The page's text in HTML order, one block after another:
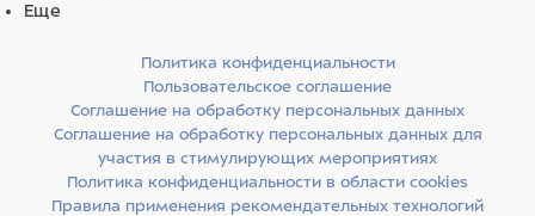
Еще
Политика конфиденциальности
Пользовательское соглашение
Соглашение на обработку персональных данных
Соглашение на обработку персональных данных для
участия в стимулирующих мероприятиях
Политика конфиденциальности в области cookies
Правила применения рекомендательных технологий